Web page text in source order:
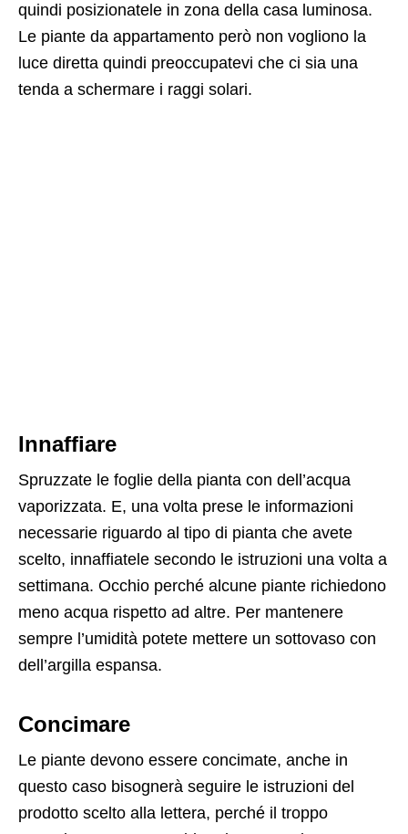
quindi posizionatele in zona della casa luminosa.
Le piante da appartamento però non vogliono la
luce diretta quindi preoccupatevi che ci sia una
tenda a schermare i raggi solari.
Innaffiare
Spruzzate le foglie della pianta con dell’acqua
vaporizzata. E, una volta prese le informazioni
necessarie riguardo al tipo di pianta che avete
scelto, innaffiatele secondo le istruzioni una volta a
settimana. Occhio perché alcune piante richiedono
meno acqua rispetto ad altre. Per mantenere
sempre l’umidità potete mettere un sottovaso con
dell’argilla espansa.
Concimare
Le piante devono essere concimate, anche in
questo caso bisognerà seguire le istruzioni del
prodotto scelto alla lettera, perché il troppo